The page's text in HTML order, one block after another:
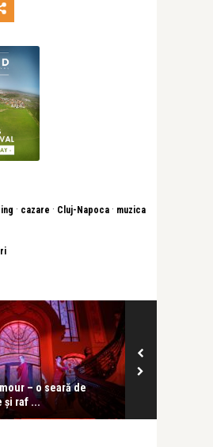
· cazare · Cluj-Napoca · muzica
– o seară de
și raf ...